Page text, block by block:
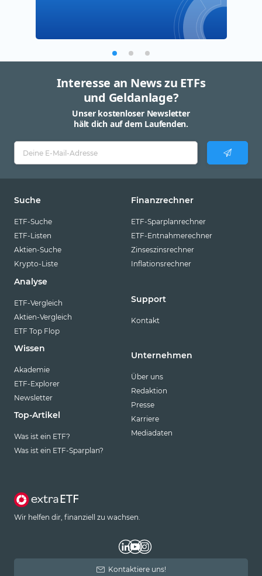
Interesse an News zu ETFs
und Geldanlage?
Unser kostenloser Newsletter
hält dich auf dem Laufenden.
Suche
ETF-Suche
ETF-Listen
Aktien-Suche
Krypto-Liste
Analyse
ETF-Vergleich
Aktien-Vergleich
ETF Top Flop
Wissen
Akademie
ETF-Explorer
Newsletter
Top-Artikel
Was ist ein ETF?
Was ist ein ETF-Sparplan?
Finanzrechner
ETF-Sparplanrechner
ETF-Entnahmerechner
Zinseszinsrechner
Inflationsrechner
Support
Kontakt
Unternehmen
Über uns
Redaktion
Presse
Karriere
Mediadaten
Wir helfen dir, finanziell zu wachsen.
Kontaktiere uns!